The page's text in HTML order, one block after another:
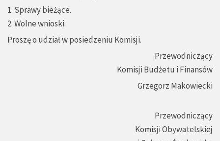
1. Sprawy bieżące.
2. Wolne wnioski.
Proszę o udział w posiedzeniu Komisji.
Przewodniczący
Komisji Budżetu i Finansów
Grzegorz Makowiecki
Przewodniczący
Komisji Obywatelskiej